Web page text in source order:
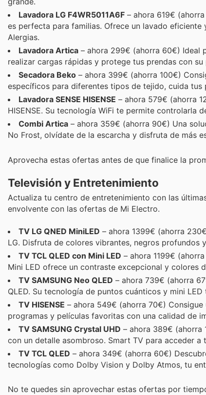
Lavadora LG F4WR5011A6F – ahora 619€
es perfecta para familias. Ofrece un lavado
Alergias.
Lavadora Artica – ahora 299€ (ahorra 60€) Ideal
realizar cargas rápidas y protege tus prendas con
Secadora Beko – ahora 399€ (ahorra 100€)
específicos para diferentes tipos de tejido, cuida tus
Lavadora SENSE HISENSE – ahora 579€ (ahorra
HISENSE. Su tecnología WiFi te permite
Combi Artica – ahora 359€ (ahorra 90€) Una
No Frost, olvídate de la escarcha y disfruta de más
Aprovecha estas ofertas antes de que finalice la
Televisión y Entretenimiento
Actualiza tu centro de entretenimiento con las
envolvente con las ofertas de Mi Electro.
TV LG QNED MiniLED – ahora 1399€ (ahorra
LG. Disfruta de colores vibrantes, negros profundos
TV TCL QLED con Mini LED – ahora 1199€
Mini LED ofrece un contraste excepcional y colores
TV SAMSUNG Neo QLED – ahora 739€ (ahorra
QLED. Su tecnología de puntos cuánticos y mini
TV HISENSE – ahora 549€ (ahorra 70€)
programas y películas favoritas con una calidad de
TV SAMSUNG Crystal UHD – ahora 389€ (ahorra
con un detalle asombroso. Smart TV para acceder
TV TCL QLED – ahora 349€ (ahorra 60€)
tecnologías como Dolby Vision y Dolby Atmos, tu
No te quedes sin aprovechar estas ofertas por